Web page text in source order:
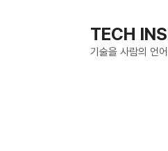
TECH
기술을 사람의 언